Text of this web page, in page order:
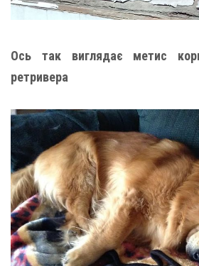
Ось так виглядає метис
ретривера